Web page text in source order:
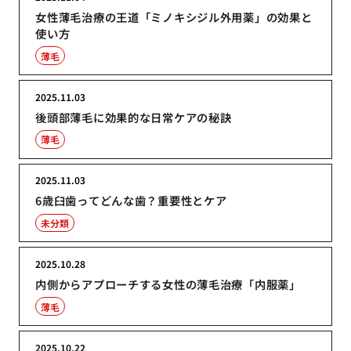
女性薄毛治療の王道「ミノキシジル外用薬」の効果と
使い方
薄毛
後頭部薄毛に効果的な日常ケアの秘訣
2025.11.03
薄毛
6歳臼歯ってどんな歯？重要性とケア
2025.11.03
未分類
内側からアプローチする女性の薄毛治療「内服薬」
2025.10.28
薄毛
2025.10.22